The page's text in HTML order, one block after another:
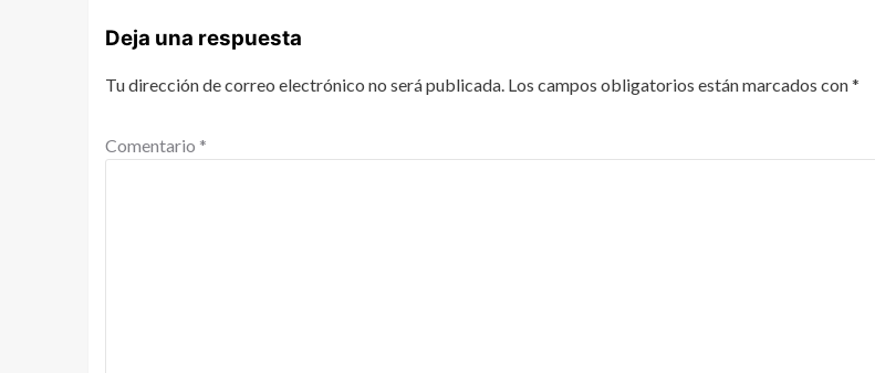
Deja una respuesta
Tu dirección de correo electrónico no será publicada. Los campos obligatorios están marcados con*
Comentario *